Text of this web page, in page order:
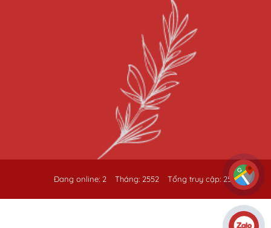
Đang online: 2 Tháng: 2552 Tổng truy cập: 259328